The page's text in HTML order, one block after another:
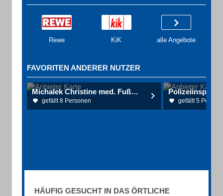
Rewe KiK alle Angebote
FAVORITEN ANDERER NUTZER
Michalek Christine med. Fußpflege
gefällt 8 Personen gefällt 5
HÄUFIG GESUCHT IN DAS ÖRTLICHE